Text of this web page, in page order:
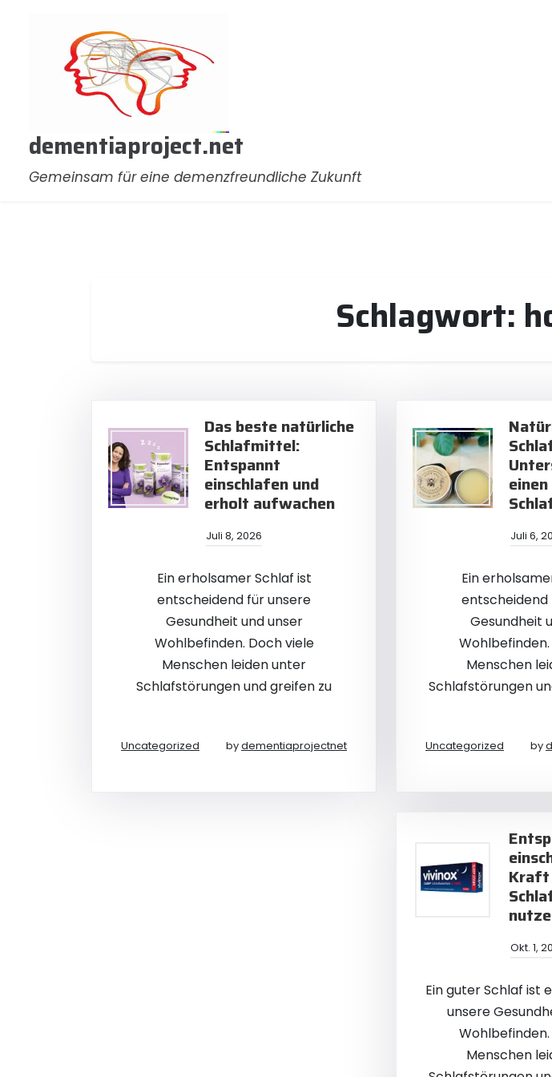
dementiaproject.net
Gemeinsam für eine demenzfreundliche Zukunft
Schlagwort:
Das beste natürliche
Schlafmittel:
Entspannt
einschlafen und
erholt aufwachen
Juli 8, 2026
Ein erholsamer Schlaf ist
entscheidend für unsere
Gesundheit und unser
Wohlbefinden. Doch viele
Menschen leiden unter
Schlafstörungen und greifen zu
Uncategorized bydementiaprojectnet
Juli 6,
Ein
entscheidend
Gesundheit
Menschen
Schlafstörungen
Uncategorized by
Kraft
Okt. 1,
Ein guter Schlaf ist
unsere
Menschen